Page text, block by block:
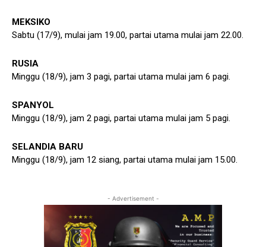
MEKSIKO
Sabtu (17/9), mulai jam 19.00, partai utama mulai jam 22.00.
RUSIA
Minggu (18/9), jam 3 pagi, partai utama mulai jam 6 pagi.
SPANYOL
Minggu (18/9), jam 2 pagi, partai utama mulai jam 5 pagi.
SELANDIA BARU
Minggu (18/9), jam 12 siang, partai utama mulai jam 15.00.
- Advertisement -